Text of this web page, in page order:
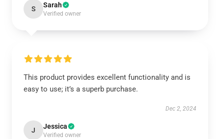
S Sarah
Verified owner
This product provides excellent functionality and is
easy to use; it’s a superb purchase.
Dec 2, 2024
J Jessica
Verified owner